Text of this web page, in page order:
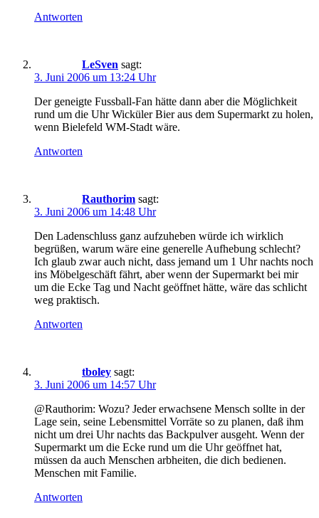
Antworten
LeSven sagt:
3. Juni 2006 um 13:24 Uhr
Der geneigte Fussball-Fan hätte dann aber die Möglichkeit
rund um die Uhr Wicküler Bier aus dem Supermarkt zu holen,
wenn Bielefeld WM-Stadt wäre.
Antworten
Rauthorim sagt:
3. Juni 2006 um 14:48 Uhr
Den Ladenschluss ganz aufzuheben würde ich wirklich
begrüßen, warum wäre eine generelle Aufhebung schlecht?
Ich glaub zwar auch nicht, dass jemand um 1 Uhr nachts noch
ins Möbelgeschäft fährt, aber wenn der Supermarkt bei mir
um die Ecke Tag und Nacht geöffnet hätte, wäre das schlicht
weg praktisch.
Antworten
tboley sagt:
3. Juni 2006 um 14:57 Uhr
@Rauthorim: Wozu? Jeder erwachsene Mensch sollte in der
Lage sein, seine Lebensmittel Vorräte so zu planen, daß ihm
nicht um drei Uhr nachts das Backpulver ausgeht. Wenn der
Supermarkt um die Ecke rund um die Uhr geöffnet hat,
müssen da auch Menschen arbheiten, die dich bedienen.
Menschen mit Familie.
Antworten